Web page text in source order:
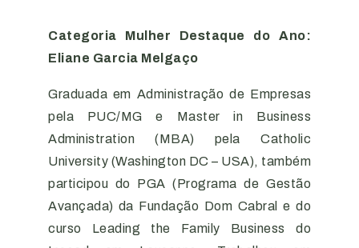
Categoria Mulher Destaque do Ano:
Eliane Garcia Melgaço
Graduada em Administração de Empresas
pela PUC/MG e Master in Business
Administration (MBA) pela Catholic
University (Washington DC – USA), também
participou do PGA (Programa de Gestão
Avançada) da Fundação Dom Cabral e do
curso Leading the Family Business do